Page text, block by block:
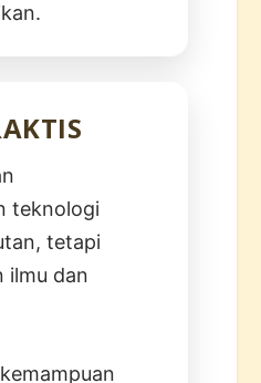
teknologi
tetapi
ilmu dan